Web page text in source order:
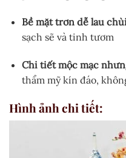
Bề mặt trơn dễ lau
sạch sẽ và tinh tươm
Chi tiết mộc mạc
thẩm mỹ kín đáo,
Hình ảnh chi tiết: